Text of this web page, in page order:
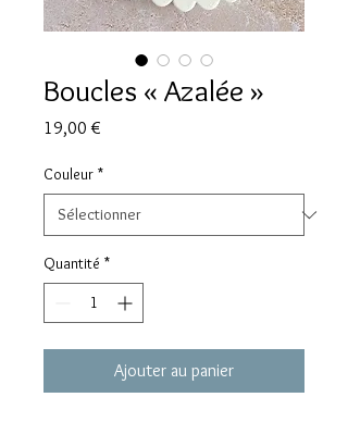
Boucles « Azalée »
19,00 €
Couleur *
Quantité *
Ajouter au panier